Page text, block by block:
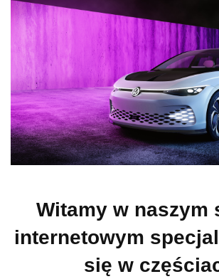
Witamy w naszym
internetowym
się w